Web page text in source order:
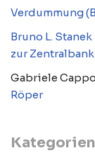
Verdummung
Bruno L. Stanek
zur Zentralbank
Gabriele
Röper
Kategorien